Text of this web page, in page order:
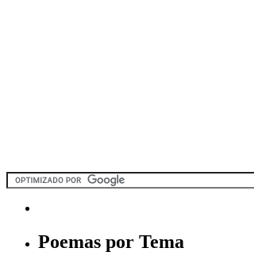
Poemas por Tema